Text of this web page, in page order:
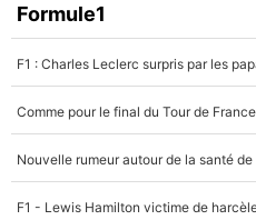
Formule1